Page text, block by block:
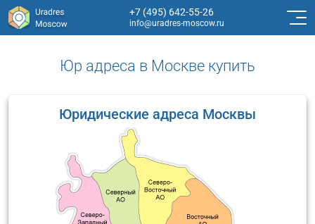
+7 (495) 642-55-26
info@uradres-moscow.ru
Юр адреса в Москве купить
Юридические адреса Москвы